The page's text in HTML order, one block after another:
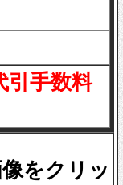
引手数料
をクリッ